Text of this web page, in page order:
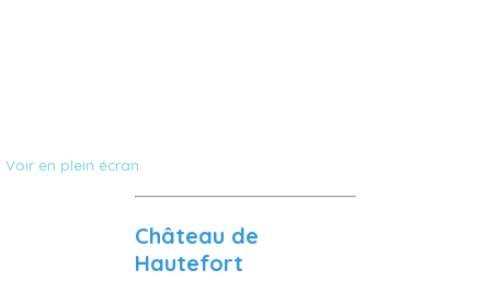
Voir en plein écran
Château de
Hautefort